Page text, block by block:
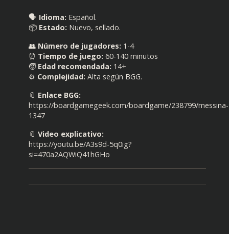
🗣️ Idioma: Español.
📦 Estado: Nuevo, sellado.
👥 Número de jugadores: 1-4
⏰ Tiempo de juego: 60-140 minutos
🧒 Edad recomendada: 14+
⚙️ Complejidad: Alta según BGG.
📎 Enlace BGG:
https://boardgamegeek.com/boardgame/238799/messina-
1347
📎 Video explicativo:
https://youtu.be/A3s9d-5q0ig?
si=470a2AQWiQ41hGHo